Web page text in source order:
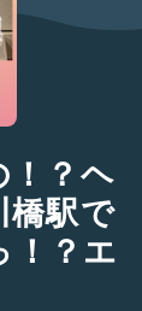
！？ヘ
橋駅で
！？エ